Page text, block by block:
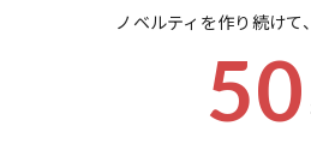
ノベルティを作り続けて、
50